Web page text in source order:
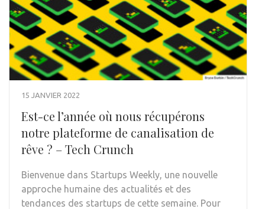
15 JANVIER 2022
Est-ce l’année où nous récupérons
notre plateforme de canalisation de
rêve ? – Tech Crunch
Bienvenue dans Startups Weekly, une nouvelle
approche humaine des actualités et des
tendances des startups de cette semaine. Pour